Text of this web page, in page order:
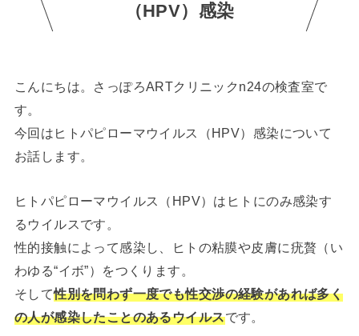
（HPV）感染
こんにちは。さっぽろARTクリニックn24の検査室で
す。
今回はヒトパピローマウイルス（HPV）感染について
お話します。
ヒトパピローマウイルス（HPV）はヒトにのみ感染す
るウイルスです。
性的接触によって感染し、ヒトの粘膜や皮膚に疣贅（い
わゆる“イボ”）をつくります。
そして性別を問わず一度でも性交渉の経験があれば多く
の人が感染したことのあるウイルスです。